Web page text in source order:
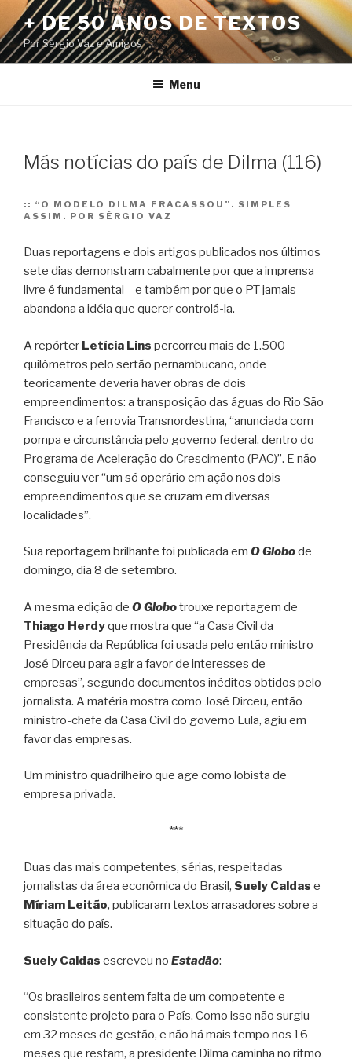
Pular
para
o
conteúdo
+ DE 50 ANOS DE TEXTOS
Por Sérgio Vaz e Amigos
Menu
Más notícias do país de Dilma (116)
:: “O MODELO DILMA FRACASSOU”. SIMPLES
ASSIM. POR SÉRGIO VAZ
Duas reportagens e dois artigos publicados nos últimos
sete dias demonstram cabalmente por que a imprensa
livre é fundamental – e também por que o PT jamais
abandona a idéia que querer controlá-la.
A repórter Letícia Lins percorreu mais de 1.500
quilômetros pelo sertão pernambucano, onde
teoricamente deveria haver obras de dois
empreendimentos: a transposição das águas do Rio São
Francisco e a ferrovia Transnordestina, “anunciada com
pompa e circunstância pelo governo federal, dentro do
Programa de Aceleração do Crescimento (PAC)”. E não
conseguiu ver “um só operário em ação nos dois
empreendimentos que se cruzam em diversas
localidades”.
Sua reportagem brilhante foi publicada em O Globode
domingo, dia 8 de setembro.
A mesma edição de O Globotrouxe reportagem de
Thiago Herdyque mostra que “a Casa Civil da
Presidência da República foi usada pelo então ministro
José Dirceu para agir a favor de interesses de
empresas”, segundo documentos inéditos obtidos pelo
jornalista. A matéria mostra como José Dirceu, então
ministro-chefe da Casa Civil do governo Lula, agiu em
favor das empresas.
Um ministro quadrilheiro que age como lobista de
empresa privada.
***
Duas das mais competentes, sérias, respeitadas
jornalistas da área econômica do Brasil, Suely Caldas e
Míriam Leitão, publicaram textos arrasadores sobre a
situação do país.
Suely Caldas escreveu no Estadão:
“Os brasileiros sentem falta de um competente e
consistente projeto para o País. Como isso não surgiu
em 32 meses de gestão, e não há mais tempo nos 16
meses que restam, a presidente Dilma caminha no ritmo